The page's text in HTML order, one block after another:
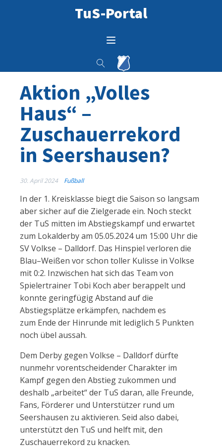
TuS-Portal
Aktion „Volles
Haus“ –
Zuschauerrekord
in Seershausen?
30. April 2024 Fußball
In der 1. Kreisklasse biegt die Saison so langsam
aber sicher auf die Zielgerade ein. Noch steckt
der TuS mitten im Abstiegskampf und erwartet
zum Lokalderby am 05.05.2024 um 15:00 Uhr die
SV Volkse – Dalldorf. Das Hinspiel verloren die
Blau–Weißen vor schon toller Kulisse in Volkse
mit 0:2. Inzwischen hat sich das Team von
Spielertrainer Tobi Koch aber berappelt und
konnte geringfügig Abstand auf die
Abstiegsplätze erkämpfen, nachdem es
zum Ende der Hinrunde mit lediglich 5 Punkten
noch übel aussah.
Dem Derby gegen Volkse – Dalldorf dürfte
nunmehr vorentscheidender Charakter im
Kampf gegen den Abstieg zukommen und
deshalb „arbeitet“ der TuS daran, alle Freunde,
Fans, Förderer und Unterstützer rund um
Seershausen zu aktivieren. Seid also dabei,
unterstützt den TuS und helft mit, den
Zuschauerrekord zu knacken.